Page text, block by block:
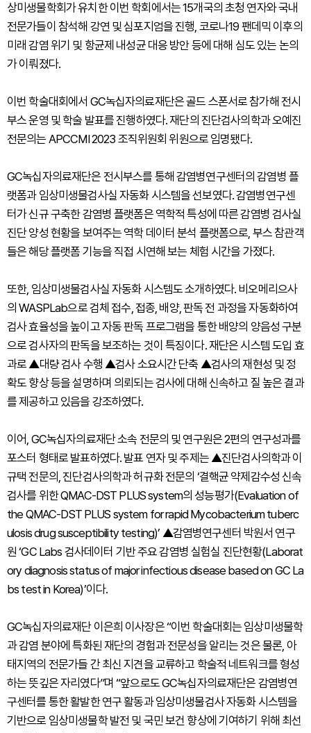
상미생물학회가 유치한 이번 학회에서는 15개국의 초청 연자와 국내
전문가들이 참석해 강연 및 심포지엄을 진행, 코로나19 팬데믹 이후의
미래 감염 위기 및 항균제 내성균 대응 방안 등에 대해 심도 있는 논의
가 이뤄졌다.
이번 학술대회에서 GC녹십자의료재단은 골드 스폰서로 참가해 전시
부스 운영 및 학술 발표를 진행하였다. 재단의 진단검사의학과 오예진
전문의는 APCCMI 2023 조직위원회 위원으로 임명됐다.
GC녹십자의료재단은 전시부스를 통해 감염병연구센터의 감염병 플
랫폼과 임상미생물검사실 자동화 시스템을 선보였다. 감염병연구센
터가 신규 구축한 감염병 플랫폼은 역학적 특성에 따른 감염병 검사실
진단 양성 현황을 보여주는 역학 데이터 분석 플랫폼으로, 부스 참관객
들은 해당 플랫폼 기능을 직접 시연해 보는 체험 시간을 가졌다.
또한, 임상미생물검사실 자동화 시스템도 소개하였다. 비오메리으사
의 WASPLab으로 검체 접수, 접종, 배양, 판독 전 과정을 자동화하여
검사 효율성을 높이고 자동 판독 프로그램을 통한 배양의 양음성 구분
으로 검사자의 판독을 보조하는 것이 특징이다. 재단은 시스템 도입 효
과로 ▲대량 검사 수행 ▲검사 소요시간 단축 ▲검사의 재현성 및 정
확도 향상 등을 설명하며 의뢰되는 검사에 대해 신속하고 질 높은 결과
를 제공하고 있음을 강조하였다.
이어, GC녹십자의료재단 소속 전문의 및 연구원은 2편의 연구성과를
포스터 형태로 발표하였다. 발표 연자 및 주제는 ▲진단검사의학과 이
규택 전문의, 진단검사의학과 허규화 전문의 ‘결핵균 약제감수성 신속
검사를 위한 QMAC-DST PLUS system의 성능평가(Evaluation of
the QMAC-DST PLUS system for rapid Mycobacterium tuberc
ulosis drug susceptibility testing)’ ▲감염병연구센터 박원서 연구
원 ‘GC Labs 검사데이터 기반 주요 감염병 실험실 진단현황(Laborat
ory diagnosis status of major infectious disease based on GC La
bs test in Korea)’이다.
GC녹십자의료재단 이은희 이사장은 “이번 학술대회는 임상미생물학
과 감염 분야에 특화된 재단의 경험과 전문성을 알리는 것은 물론, 아
태지역의 전문가들 간 최신 지견을 교류하고 학술적 네트워크를 형성
하는 뜻깊은 자리였다”며 “앞으로도 GC녹십자의료재단은 감염병연
구센터를 통한 활발한 연구 활동과 임상미생물검사 자동화 시스템을
기반으로 임상미생물학 발전 및 국민 보건 향상에 기여하기 위해 최선